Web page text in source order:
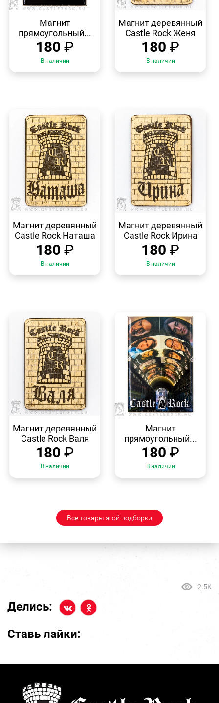
Магнит
прямоугольный...
180 ₽
В наличии
Магнит деревянный
Castle Rock Женя
180 ₽
В наличии
ПРОСМОТР
Магнит деревянный
Castle Rock Наташа
180 ₽
В наличии
ПРОСМОТР
Магнит деревянный
Castle Rock Ирина
180 ₽
В наличии
ПРОСМОТР
Магнит деревянный
Castle Rock Валя
180 ₽
В наличии
ПРОСМОТР
Магнит
прямоугольный...
180 ₽
В наличии
Все товары этой подборки
2.5K
Делись:
Ставь лайки: